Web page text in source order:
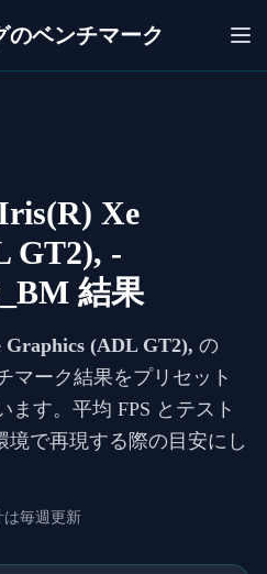
のベンチマーク
Xe
GT2), -
結果
(ADL GT2), の
マーク結果をプリセット
ます。平均 FPS とテスト
境で再現する際の目安にし
は毎週更新